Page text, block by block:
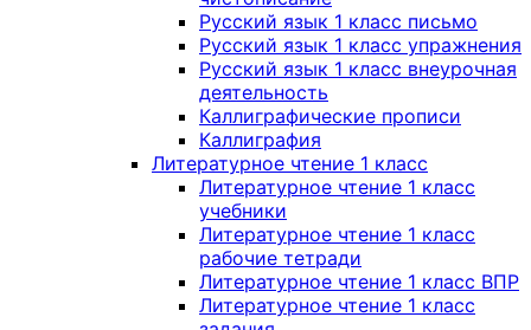
Русский язык 1 класс письмо
Русский язык 1 класс упражнения
Русский язык 1 класс внеурочная
деятельность
Каллиграфические прописи
Каллиграфия
Литературное чтение 1 класс
Литературное чтение 1 класс
учебники
Литературное чтение 1 класс
рабочие тетради
Литературное чтение 1 класс ВПР
Литературное чтение 1 класс